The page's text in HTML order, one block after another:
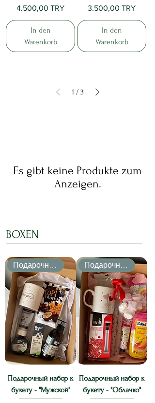
Preis
4.500,00 TRY
In den
Warenkorb
Preis
3.500,00 TRY
In den
Warenkorb
1 / 3
Es gibt keine Produkte zum
Anzeigen.
BOXEN
Подарочный набор
Подарочный набор к
букету - "Мужской"
Подарочный набор
Подарочный набор к
букету - "Облачко"